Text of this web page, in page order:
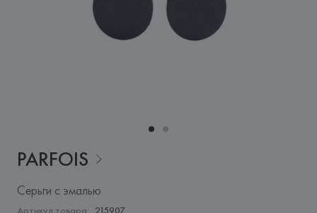
PARFOIS
Серьги с эмалью
Артикул товара: 215907